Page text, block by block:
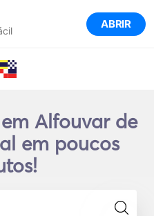
ABRIR
Alfouvar de
em poucos